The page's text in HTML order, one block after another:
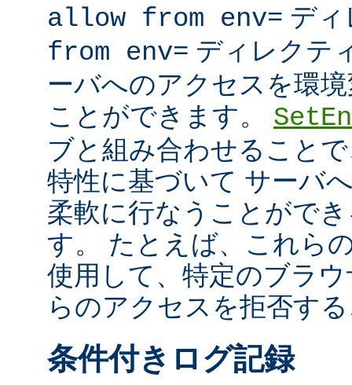
allow from env= デ
from env= ディレクテ
ーバへのアクセスを環
ことができます。
ブと組み合わせること
特性に基づいて サーバ
柔軟に行なうことがで
す。 たとえば、これら
使用して、特定のブラ
らのアクセスを拒否す
条件付きログ記録